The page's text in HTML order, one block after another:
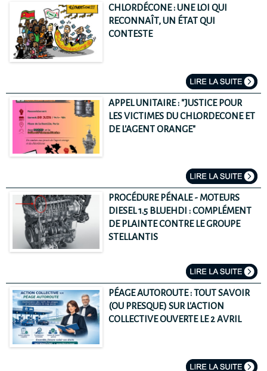
CHLORDÉCONE : UNE LOI QUI
RECONNAÎT, UN ÉTAT QUI
CONTESTE
APPEL UNITAIRE : "JUSTICE POUR
LES VICTIMES DU CHLORDECONE ET
DE L'AGENT ORANGE"
PROCÉDURE PÉNALE - MOTEURS
DIESEL 1.5 BLUEHDI : COMPLÉMENT
DE PLAINTE CONTRE LE GROUPE
STELLANTIS
PÉAGE AUTOROUTE : TOUT SAVOIR
(OU PRESQUE) SUR L'ACTION
COLLECTIVE OUVERTE LE 2 AVRIL